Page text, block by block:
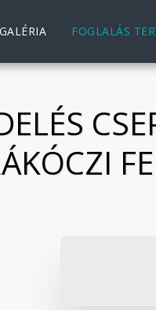
GALÉRIA FOGLALÁS